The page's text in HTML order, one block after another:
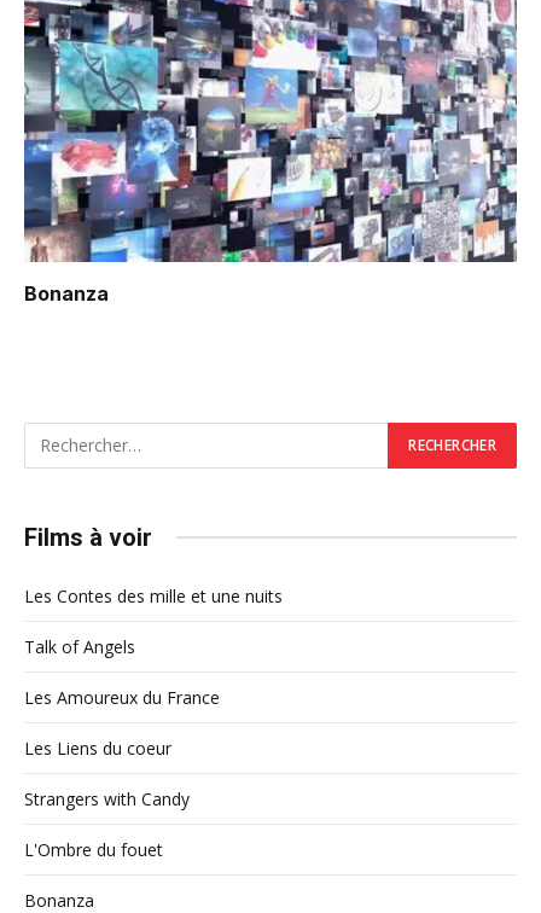
Bonanza
Films à voir
Les Contes des mille et une nuits
Talk of Angels
Les Amoureux du France
Les Liens du coeur
Strangers with Candy
L'Ombre du fouet
Bonanza